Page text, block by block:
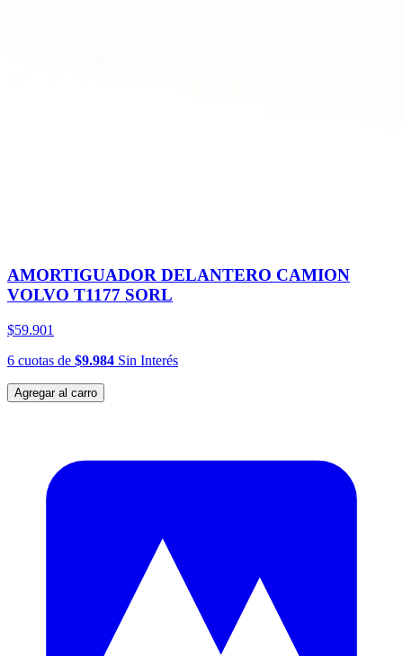
AMORTIGUADOR DELANTERO CAMION
VOLVO T1177 SORL
$59.901
6 cuotas de $9.984 Sin Interés
Agregar al carro